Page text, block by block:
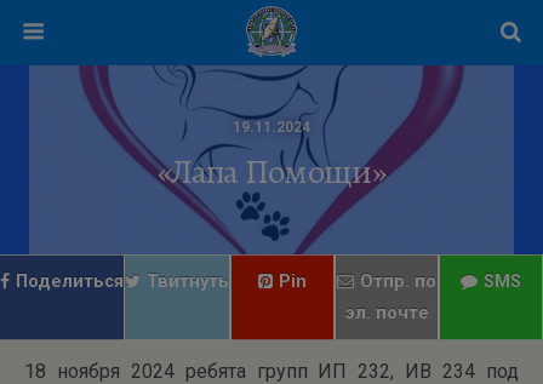
19.11.2024
«Лапа Помощи»
Поделиться Твитнуть Pin
Отпр. по
эл. почте
SMS
18 ноября 2024 ребята групп ИП 232, ИВ 234 под